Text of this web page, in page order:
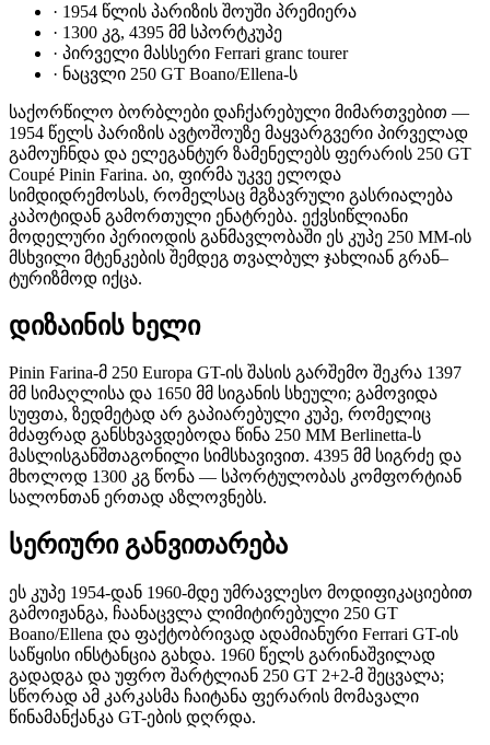
· 1954 წლის პარიზის შოუში პრემიერა
· 1300 კგ, 4395 მმ სპორტკუპე
· პირველი მასსერი Ferrari granc tourer
· ნაცვლი 250 GT Boano/Ellena-ს
საქორწილო ბორბლები დაჩქარებული მიმართვებით —
1954 წელს პარიზის ავტოშოუზე მაყვარგვერი პირველად
გამოუჩნდა და ელეგანტურ ზამენელებს ფერარის 250 GT
Coupé Pinin Farina. აი, ფირმა უკვე ელოდა
სიმდიდრემოსას, რომელსაც მგზავრული გასრიალება
კაპოტიდან გამორთული ენატრება. ექვსიწლიანი
მოდელური პერიოდის განმავლობაში ეს კუპე 250 MM-ის
მსხვილი მტენკების შემდეგ თვალბულ ჯახლიან გრან–
ტურიზმოდ იქცა.
დიზაინის ხელი
Pinin Farina-მ 250 Europa GT-ის შასის გარშემო შეკრა 1397
მმ სიმაღლისა და 1650 მმ სიგანის სხეული; გამოვიდა
სუფთა, ზედმეტად არ გაპიარებული კუპე, რომელიც
მძაფრად განსხვავდებოდა წინა 250 MM Berlinetta-ს
მასლისგანშთაგონილი სიმსხავივით. 4395 მმ სიგრძე და
მხოლოდ 1300 კგ წონა — სპორტულობას კომფორტიან
სალონთან ერთად აზლოვნებს.
სერიური განვითარება
ეს კუპე 1954-დან 1960-მდე უმრავლესო მოდიფიკაციებით
გამოიჟანგა, ჩაანაცვლა ლიმიტირებული 250 GT
Boano/Ellena და ფაქტობრივად ადამიანური Ferrari GT-ის
საწყისი ინსტანცია გახდა. 1960 წელს გარინაშვილად
გადადგა და უფრო შარტლიან 250 GT 2+2-მ შეცვალა;
სწორად ამ კარკასმა ჩაიტანა ფერარის მომავალი
წინამანქანკა GT-ების დღრდა.